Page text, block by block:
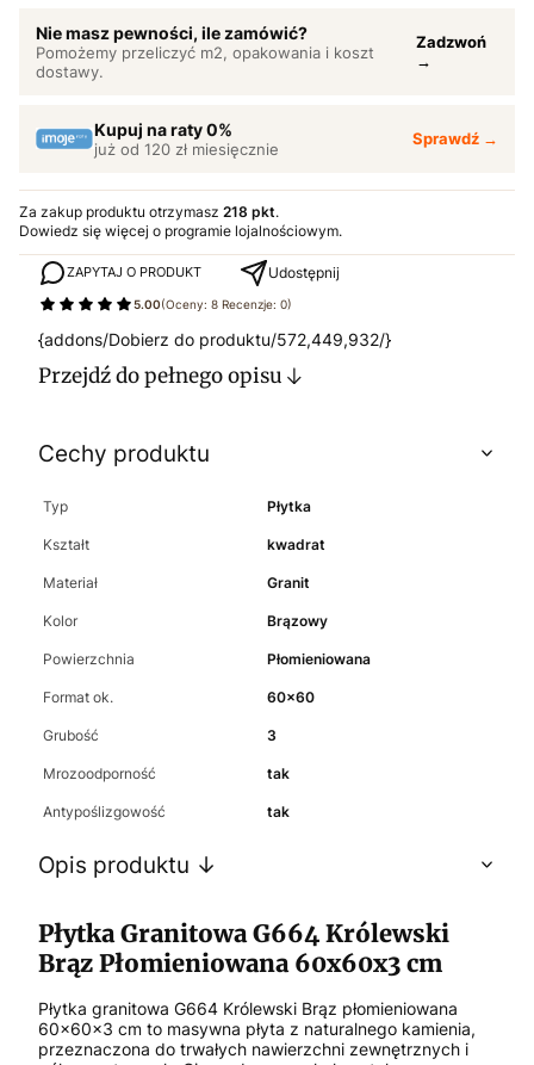
Nie masz pewności, ile zamówić?
Pomożemy przeliczyć m2, opakowania i koszt
dostawy.
Zadzwoń
→
Kupuj na raty 0%
już od 120 zł miesięcznie
Sprawdź →
Za zakup produktu otrzymasz 218 pkt.
Dowiedz się więcej o programie lojalnościowym.
ZAPYTAJ O PRODUKT Udostępnij
5.00(Oceny: 8 Recenzje: 0)
{addons/Dobierz do produktu/572,449,932/}
Przejdź do pełnego opisu
Cechy produktu
Typ Płytka
Kształt kwadrat
Materiał Granit
Kolor Brązowy
Powierzchnia Płomieniowana
Format ok. 60x60
Grubość 3
Mrozoodporność tak
Antypoślizgowość tak
Opis produktu ↓
Płytka Granitowa G664 Królewski
Brąz Płomieniowana 60x60x3 cm
Płytka granitowa G664 Królewski Brąz płomieniowana
60x60x3 cm to masywna płyta z naturalnego kamienia,
przeznaczona do trwałych nawierzchni zewnętrznych i